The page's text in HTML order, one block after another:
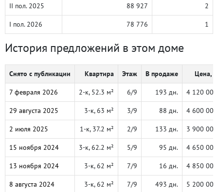
II пол. 2025 88 927 2
I пол. 2026 78 776 1
История предложений в этом доме
Снято с публикации Квартира Этаж В продаже Цена, ₽
7 февраля 2026 2-к, 52.3 м² 6/9 193 дн. 4 120 000
29 августа 2025 3-к, 63 м² 3/9 88 дн. 4 600 000
2 июля 2025 1-к, 37.2 м² 2/9 133 дн. 3 900 000
15 ноября 2024 3-к, 62.2 м² 5/9 95 дн. 4 650 000
13 ноября 2024 3-к, 62 м² 7/9 16 дн. 4 850 000
8 августа 2024 3-к, 62 м² 7/9 493 дн. 5 200 000